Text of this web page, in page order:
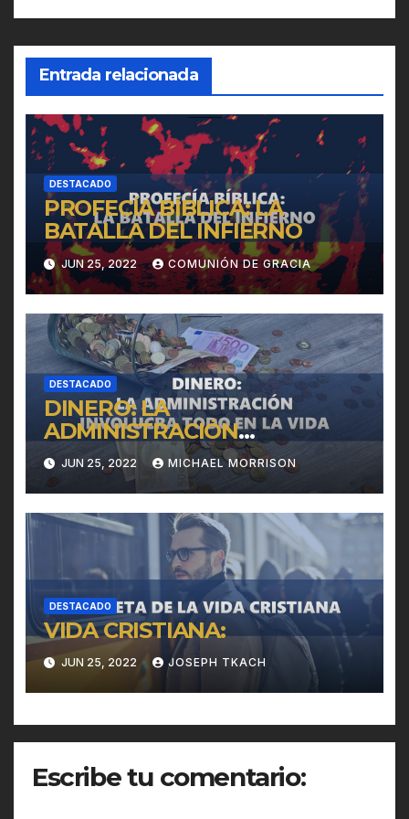
Entrada relacionada
DESTACADO
PROFECÍA BÍBLICA: LA
BATALLA DEL INFIERNO
JUN 25, 2022 COMUNIÓN DE GRACIA
DESTACADO
DINERO: LA
ADMINISTRACIÓN
INVOLUCRA TODO EN LA
VIDA
JUN 25, 2022 MICHAEL MORRISON
DESTACADO
VIDA CRISTIANA:
JUN 25, 2022 JOSEPH TKACH
Escribe tu comentario: